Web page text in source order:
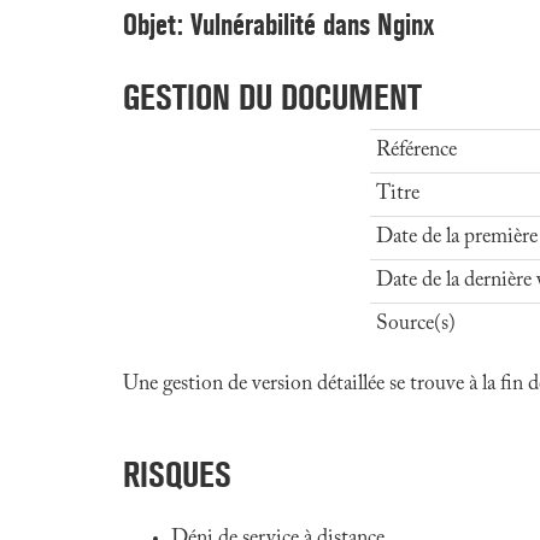
Objet: Vulnérabilité dans Nginx
GESTION DU DOCUMENT
Référence
Titre
Date de la
Date de la dernière
Source(s)
Une gestion de version détaillée se trouve à la fin
RISQUES